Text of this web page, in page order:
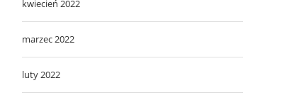
kwiecień 2022
marzec 2022
luty 2022